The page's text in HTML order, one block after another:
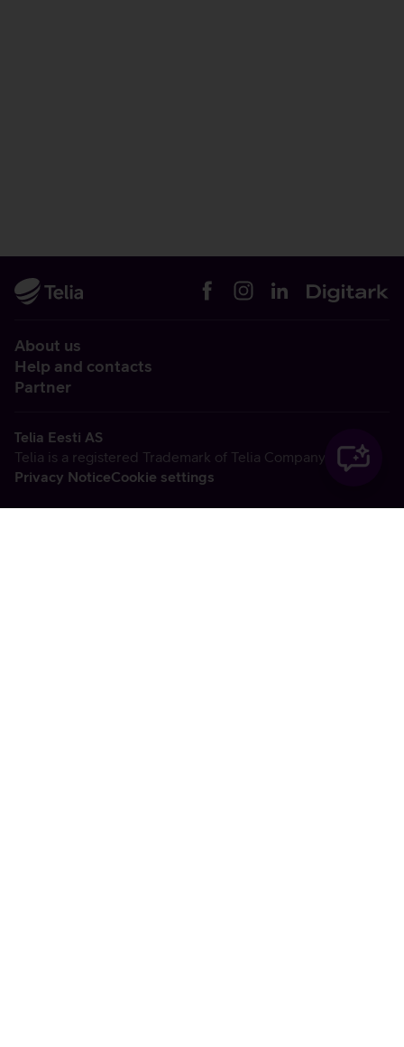
About us
Help and contacts
Partner
Telia Eesti AS
Telia is a registered Trademark of Telia Company AB
Privacy NoticeCookie settings